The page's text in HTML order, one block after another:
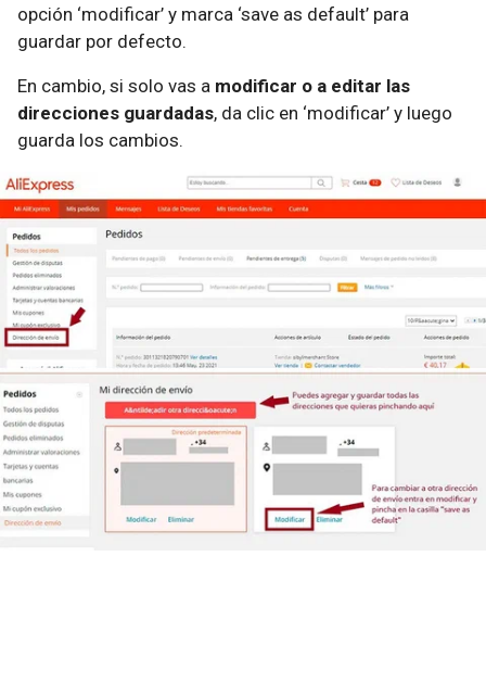
opción ‘modificar’ y marca ‘save as default’ para
guardar por defecto.
En cambio, si solo vas a modificar o a editar las
direcciones guardadas, da clic en ‘modificar’ y luego
guarda los cambios.